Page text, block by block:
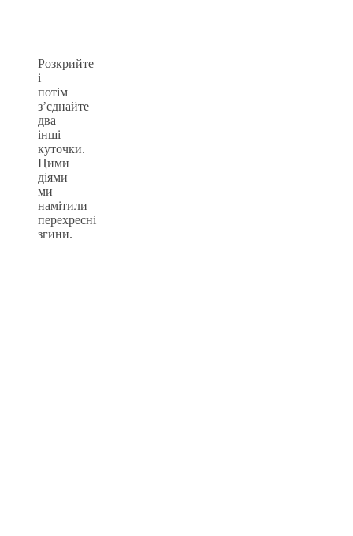
Розкрийте
і
потім
з’єднайте
два
інші
куточки.
Цими
діями
ми
намітили
перехресні
згини.